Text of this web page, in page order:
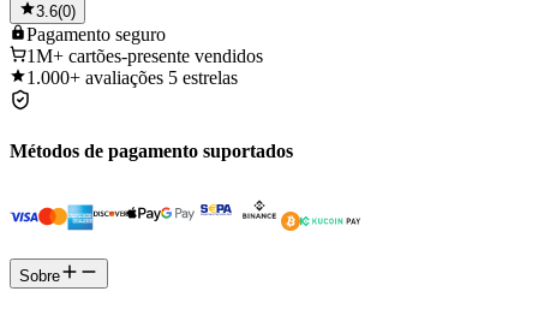
3.6(0)
Pagamento seguro
1M+ cartões-presente vendidos
1.000+ avaliações 5 estrelas
Métodos de pagamento suportados
Sobre